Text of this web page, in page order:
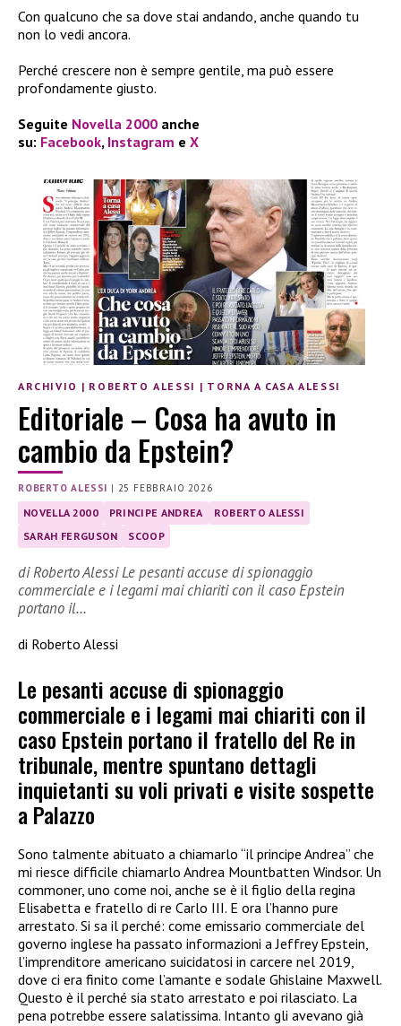
Con qualcuno che sa dove stai andando, anche quando tu
non lo vedi ancora.
Perché crescere non è sempre gentile, ma può essere
profondamente giusto.
Seguite Novella 2000 anche
su: Facebook, Instagram e X
ARCHIVIO | ROBERTO ALESSI | TORNA A CASA ALESSI
Editoriale – Cosa ha avuto in
cambio da Epstein?
ROBERTO ALESSI | 25 FEBBRAIO 2026
NOVELLA 2000 PRINCIPE ANDREA
ROBERTO ALESSI
SARAH FERGUSON
SCOOP
di Roberto Alessi Le pesanti accuse di spionaggio
commerciale e i legami mai chiariti con il caso Epstein
portano il…
di Roberto Alessi
Le pesanti accuse di spionaggio
commerciale e i legami mai chiariti con il
caso Epstein portano il fratello del Re in
tribunale, mentre spuntano dettagli
inquietanti su voli privati e visite sospette
a Palazzo
Sono talmente abituato a chiamarlo “il principe Andrea” che
mi riesce difficile chiamarlo Andrea Mountbatten Windsor. Un
commoner, uno come noi, anche se è il figlio della regina
Elisabetta e fratello di re Carlo III. E ora l’hanno pure
arrestato. Si sa il perché: come emissario commerciale del
governo inglese ha passato informazioni a Jeffrey Epstein,
l’imprenditore americano suicidatosi in carcere nel 2019,
dove ci era finito come l’amante e sodale Ghislaine Maxwell.
Questo è il perché sia stato arrestato e poi rilasciato. La
pena potrebbe essere salatissima. Intanto gli avevano già